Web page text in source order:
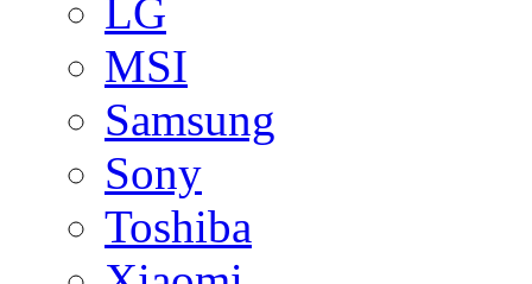
LG
MSI
Samsung
Sony
Toshiba